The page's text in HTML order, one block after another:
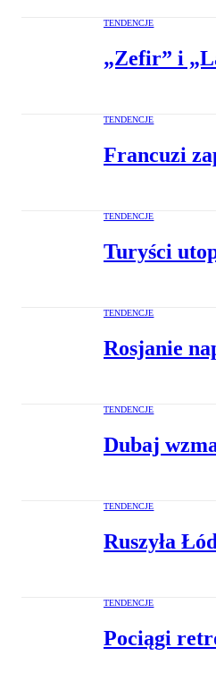
TENDENCJE
„Zefir” i
TENDENCJE
Francuzi
TENDENCJE
Turyści
TENDENCJE
Rosjanie
TENDENCJE
Dubaj
TENDENCJE
Ruszyła
TENDENCJE
Pociągi